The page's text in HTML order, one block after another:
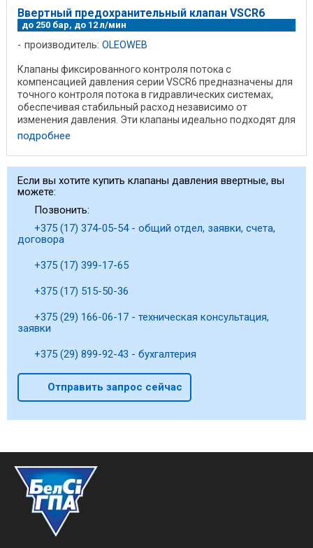
Ввертный предохранительный клапан VSCR6
до 250 бар, до 12 л/мин
производитель: OLEOWEB
Клапаны фиксированного контроля потока с
компенсацией давления серии VSCR6 предназначены для
точного контроля потока в гидравлических системах,
обеспечивая стабильный расход независимо от
изменения давления. Эти клапаны идеально подходят для
...
подробнее
Если вы хотите купить клапаны давления ввертные, вы
можете:
Позвонить:
+375 (17) 374-05-54 - общий отдел, заявки, счета,
договора
+375 (17) 399-17-65
+375 (17) 515-50-36
+375 (29) 166-06-17 - техническая консультация,
заявки
+375 (29) 899-92-43 - бухгалтерия
Отправить запрос сейчас